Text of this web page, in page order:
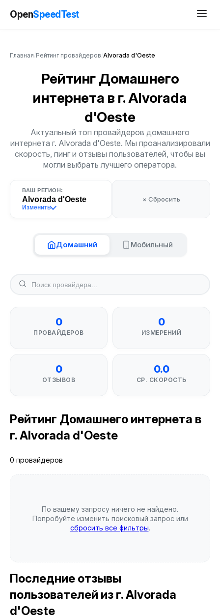
OpenSpeedTest
Главная Рейтинг провайдеров Alvorada d'Oeste
Рейтинг Домашнего
интернета в г. Alvorada
d'Oeste
Актуальный топ провайдеров домашнего
интернета г. Alvorada d'Oeste. Мы проанализировали
скорость, пинг и отзывы пользователей, чтобы вы
могли выбрать лучшего оператора.
ВАШ РЕГИОН:
Alvorada d'Oeste
Изменить
× Сбросить
Домашний Мобильный
0
ПРОВАЙДЕРОВ
0
ИЗМЕРЕНИЙ
0
ОТЗЫВОВ
0.0
СР. СКОРОСТЬ
Рейтинг Домашнего интернета в
г. Alvorada d'Oeste
0 провайдеров
По вашему запросу ничего не найдено.
Попробуйте изменить поисковый запрос или
сбросить все фильтры.
Последние отзывы
пользователей из г. Alvorada
d'Oeste